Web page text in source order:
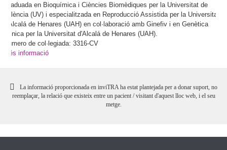
Graduada en Bioquímica i Ciències Biomèdiques per la Universitat de
València (UV) i especialitzada en Reproducció Assistida per la Universitat
d'Alcalá de Henares (UAH) en col·laboració amb Ginefiv i en Genètica
Clínica per la Universitat d'Alcalá de Henares (UAH).
Número de col·legiada: 3316-CV
Més informació
La informació proporcionada en inviTRA ha estat plantejada per a donar suport, no
reemplaçar, la relació que existeix entre un pacient / visitant d'aquest lloc web, i el seu
metge.